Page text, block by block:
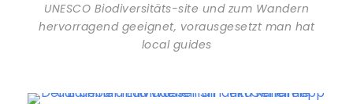
UNESCO Biodiversitäts-site und zum Wandern
hervorragend geeignet, vorausgesetzt man hat
local guides